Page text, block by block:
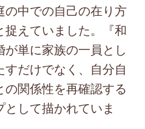
の中での自己の在り方
えていました。『和
単に家族の一員とし
だけでなく、自分自
関係性を再確認する
して描かれていま